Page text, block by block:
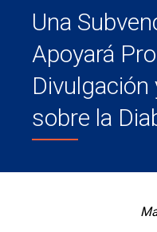
Una
Apoyará
Divulgación
sobre la